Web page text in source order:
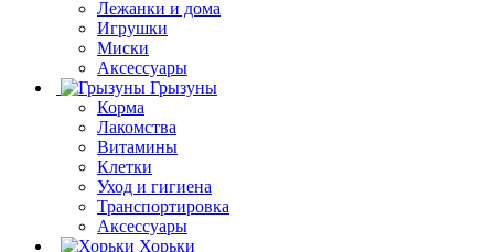
Лежанки и дома
Игрушки
Миски
Аксессуары
Грызуны
Корма
Лакомства
Витамины
Клетки
Уход и гигиена
Транспортировка
Аксессуары
Хорьки